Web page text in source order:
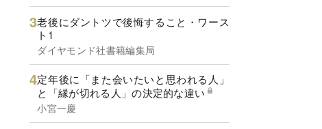
老後にダントツで後悔すること・ワース
ト1
ダイヤモンド社書籍編集局
定年後に「また会いたいと思われる人」
と「縁が切れる人」の決定的な違い
小宮一慶